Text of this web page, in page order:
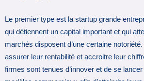
Le premier type est la startup grande
qui détiennent un capital important et qui
marchés disposent d’une certaine
assurer leur rentabilité et accroitre leur
firmes sont tenues d’innover et de se